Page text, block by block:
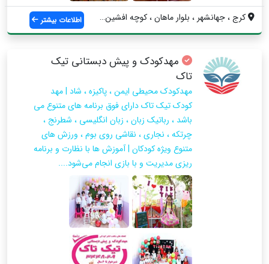
کرج ، جهانشهر ، بلوار ماهان ، کوچه افشین... اطلاعات بیشتر
مهدکودک و پیش دبستانی تیک
تاک
مهدکودک محیطی ایمن ، پاکیزه ، شاد | مهد
کودک تیک تاک دارای فوق برنامه های متنوع می
باشد ، رباتیک زبان ، زبان انگلیسی ، شطرنج ،
چرتکه ، نجاری ، نقاشی روی بوم ، ورزش های
متنوع ویژه کودکان | آموزش ها با نظارت و برنامه
ریزی مدیریت و با بازی انجام می‌شود....